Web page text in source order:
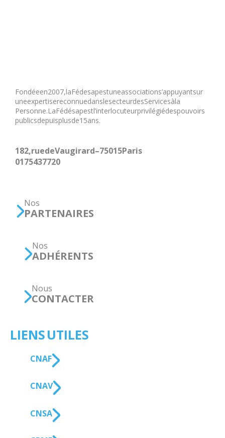
Fondée en 2007, la Fédesap est une association s’appuyant sur
une expertise reconnue dans le secteur des Services à la
Personne. La Fédésap est l’interlocuteur privilégié des pouvoirs
publics depuis plus de 15 ans.
182, rue de Vaugirard – 75015 Paris
01 75 43 77 20
Nos
PARTENAIRES
Nos
ADHÉRENTS
Nous
CONTACTER
LIENS UTILES
CNAF
CNAV
CNSA